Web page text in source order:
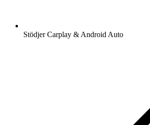
Stödjer Carplay & Android Auto